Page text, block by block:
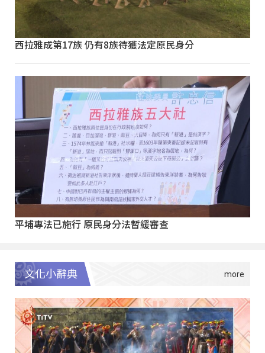
西拉雅成第17族 仍有8族待獲法定原民身分
平埔專法已施行 原民身分法暫緩審查
文化小辭典